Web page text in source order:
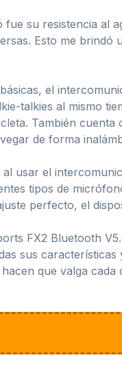
fue su resistencia al
Esto me
el
talkies al mismo
También
de forma
usar el
tipos de
perfecto, el
FX2 Bluetooth
sus
que valga